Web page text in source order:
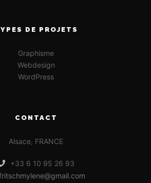
DE PROJETS
Graphisme
Webdesign
WordPress
CONTACT
Alsace, FRANCE
+33 6 10 95 26 93